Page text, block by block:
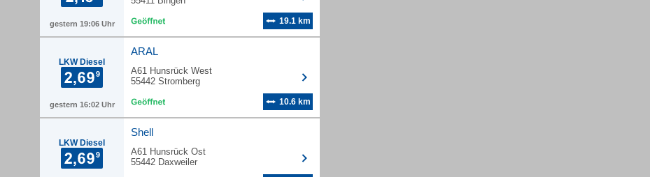
gestern 19:06 Uhr 19.1 km
LKW Diesel
gestern 16:02 Uhr
ARAL
A61 Hunsrück West
55442 Stromberg
10.6 km
LKW Diesel
Shell
A61 Hunsrück Ost
55442 Daxweiler